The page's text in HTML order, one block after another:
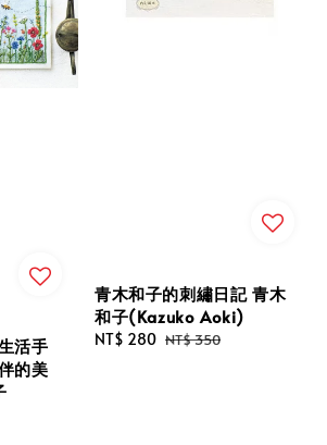
活手
的美
青木和子的刺繡日記 青木
和子(Kazuko Aoki)
Sale
NT$ 280 Regular
NT$ 350